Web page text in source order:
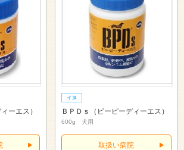
ーエス） ＢＰＤｓ（ビーピーディーエス）
600g 犬用
取扱い病院